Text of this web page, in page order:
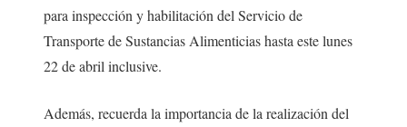
para inspección y habilitación del Servicio de
Transporte de Sustancias Alimenticias hasta este lunes
22 de abril inclusive.
Además, recuerda la importancia de la realización del